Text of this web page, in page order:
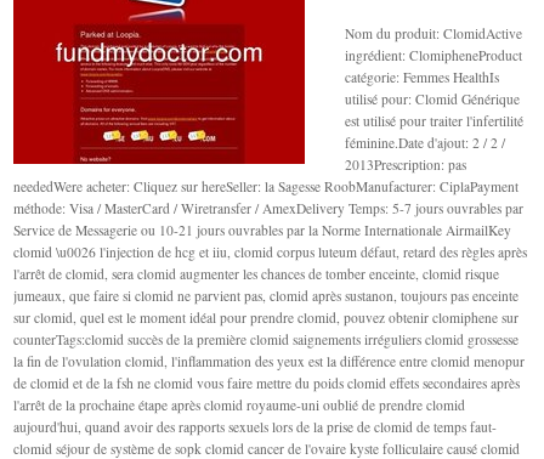
Nom du produit: ClomidActive
ingrédient: ClomipheneProduct
catégorie: Femmes HealthIs
utilisé pour: Clomid Générique
est utilisé pour traiter l'infertilité
féminine.Date d'ajout: 2 / 2 /
2013Prescription: pas
neededWere acheter: Cliquez sur hereSeller: la Sagesse RoobManufacturer: CiplaPayment
méthode: Visa / MasterCard / Wiretransfer / AmexDelivery Temps: 5-7 jours ouvrables par
Service de Messagerie ou 10-21 jours ouvrables par la Norme Internationale AirmailKey
clomid \u0026 l'injection de hcg et iiu, clomid corpus luteum défaut, retard des règles après
l'arrêt de clomid, sera clomid augmenter les chances de tomber enceinte, clomid risque
jumeaux, que faire si clomid ne parvient pas, clomid après sustanon, toujours pas enceinte
sur clomid, quel est le moment idéal pour prendre clomid, pouvez obtenir clomiphene sur
counterTags:clomid succès de la première clomid saignements irréguliers clomid grossesse
la fin de l'ovulation clomid, l'inflammation des yeux est la différence entre clomid menopur
de clomid et de la fsh ne clomid vous faire mettre du poids clomid effets secondaires après
l'arrêt de la prochaine étape après clomid royaume-uni oublié de prendre clomid
aujourd'hui, quand avoir des rapports sexuels lors de la prise de clomid de temps faut-
clomid séjour de système de sopk clomid cancer de l'ovaire kyste folliculaire causé clomid